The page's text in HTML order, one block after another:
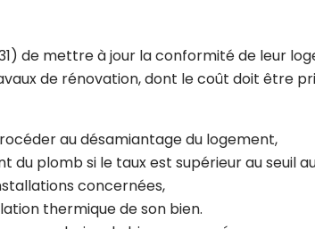
de mettre à jour la conformité de leur
de rénovation, dont le coût doit être
au désamiantage du logement,
plomb si le taux est supérieur au seuil
concernées,
thermique de son bien.